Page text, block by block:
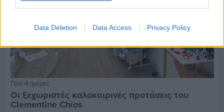
Data Deletion Data Access Privacy Policy
Πριν 4 ημέρες
Οι ξεχωριστές καλοκαιρινές προτάσεις του
Clementine Chios